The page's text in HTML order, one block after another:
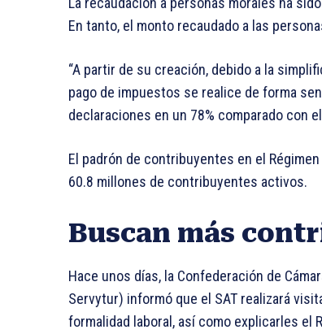
En tanto, el monto recaudado a las
“A partir de su creación, debido a la
pago de impuestos se realice de forma
declaraciones en un 78% comparado con
El padrón de contribuyentes en el
60.8 millones de contribuyentes activos.
Buscan más
Hace unos días, la Confederación de
Servytur) informó que el SAT realizará
formalidad laboral, así como explicarles el